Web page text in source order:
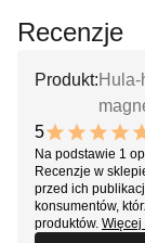
Recenzje
Produkt:
5
10 out of 10
Na podstawie 1
Recenzje w
przed ich
konsumentów,
produktów. Więcej